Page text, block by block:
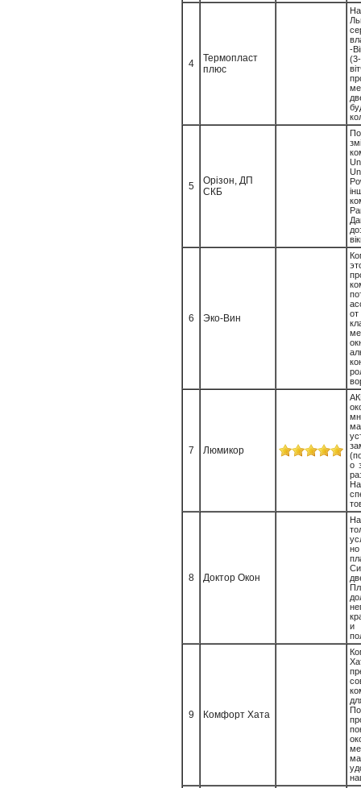
4
Термопласт
плюс
-
5
Орізон, ДП
СКБ
6 Эко-Вин
7 Люмикор
о
8 Доктор Окон
и
9 Комфорт Хата